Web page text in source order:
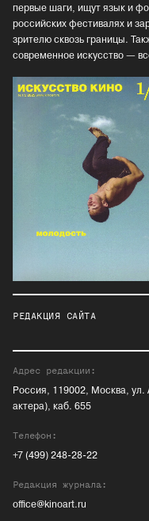
первые шаги, ищут язык и
российских фестивалях и
зрителю сквозь границы.
современное искусство —
РЕДАКЦИЯ САЙТА
Адрес редакции:
Россия, 119002, Москва,
актера), каб. 655
Телефон:
+7 (499) 248-28-22
Редакция журнала:
office@kinoart.ru